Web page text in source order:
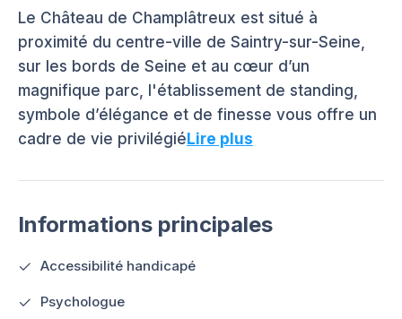
Le Château de Champlâtreux est situé à
proximité du centre-ville de Saintry-sur-Seine,
sur les bords de Seine et au cœur d’un
magnifique parc, l'établissement de standing,
symbole d’élégance et de finesse vous offre un
cadre de vie privilégiéLire plus
Informations principales
Accessibilité handicapé
Psychologue